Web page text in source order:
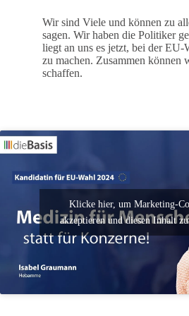
Wir sind Viele und können zu
sagen. Wir haben die Politiker
liegt an uns es jetzt, bei der EU-
zu machen. Zusammen können
schaffen.
Klicke hier, um Marketing-
akzeptieren und diesen Inhalt